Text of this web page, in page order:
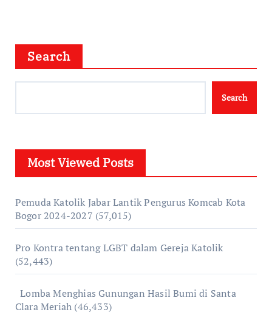
Search
Search
Most Viewed Posts
Pemuda Katolik Jabar Lantik Pengurus Komcab Kota
Bogor 2024-2027 (57,015)
Pro Kontra tentang LGBT dalam Gereja Katolik
(52,443)
Lomba Menghias Gunungan Hasil Bumi di Santa
Clara Meriah (46,433)